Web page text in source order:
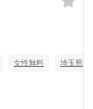
女性無料 埼玉県